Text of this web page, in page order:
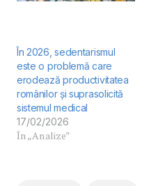
În 2026, sedentarismul
este o problemă care
erodează productivitatea
românilor și suprasolicită
sistemul medical
17/02/2026
În „Analize”